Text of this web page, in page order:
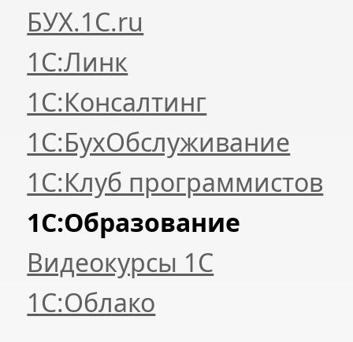
БУХ.1С.ru
1С:Линк
1С:Консалтинг
1С:БухОбслуживание
1С:Клуб программистов
1С:Образование
Видеокурсы 1С
1С:Облако